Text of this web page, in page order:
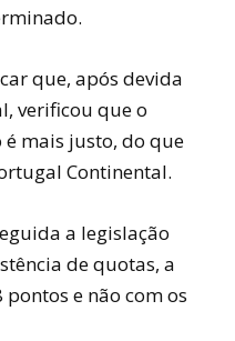
que, após devida
verificou que o
mais justo, do que
Continental.
a legislação
de quotas, a
e não com os